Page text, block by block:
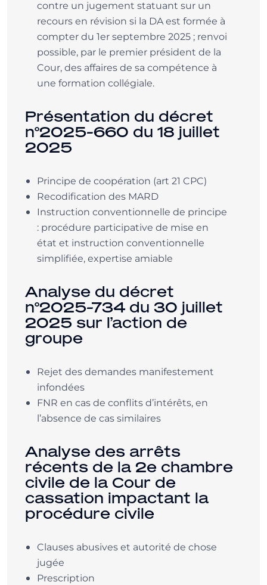
contre un jugement statuant sur un
recours en révision si la DA est formée à
compter du 1er septembre 2025 ; renvoi
possible, par le premier président de la
Cour, des affaires de sa compétence à
une formation collégiale.
Présentation du décret
n°2025-660 du 18 juillet
2025
Principe de coopération (art 21 CPC)
Recodification des MARD
Instruction conventionnelle de principe
: procédure participative de mise en
état et instruction conventionnelle
simplifiée, expertise amiable
Analyse du décret
n°2025-734 du 30 juillet
2025 sur l’action de
groupe
Rejet des demandes manifestement
infondées
FNR en cas de conflits d’intérêts, en
l’absence de cas similaires
Analyse des arrêts
récents de la 2e chambre
civile de la Cour de
cassation impactant la
procédure civile
Clauses abusives et autorité de chose
jugée
Prescription